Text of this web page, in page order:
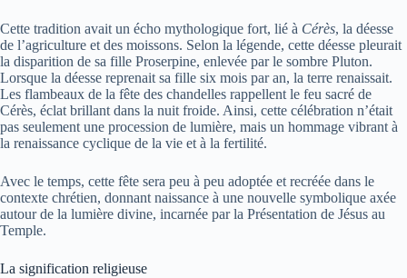
Cette tradition avait un écho mythologique fort, lié à Cérès, la déesse
de l’agriculture et des moissons. Selon la légende, cette déesse pleurait
la disparition de sa fille Proserpine, enlevée par le sombre Pluton.
Lorsque la déesse reprenait sa fille six mois par an, la terre renaissait.
Les flambeaux de la fête des chandelles rappellent le feu sacré de
Cérès, éclat brillant dans la nuit froide. Ainsi, cette célébration n’était
pas seulement une procession de lumière, mais un hommage vibrant à
la renaissance cyclique de la vie et à la fertilité.
Avec le temps, cette fête sera peu à peu adoptée et recréée dans le
contexte chrétien, donnant naissance à une nouvelle symbolique axée
autour de la lumière divine, incarnée par la Présentation de Jésus au
Temple.
La signification religieuse